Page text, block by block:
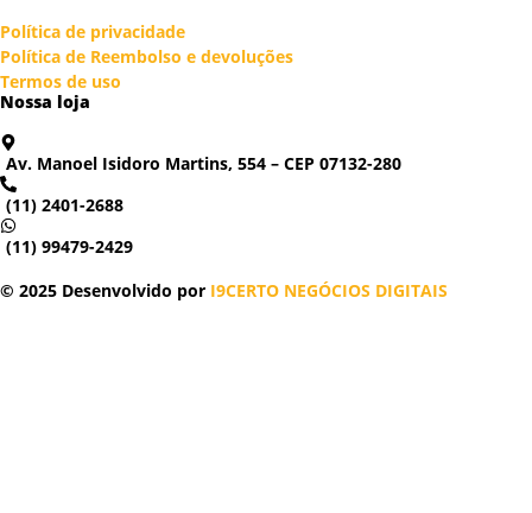
Política de privacidade
Política de Reembolso e devoluções
Termos de uso
Nossa loja
Av. Manoel Isidoro Martins, 554 – CEP 07132-280
(11) 2401-2688
(11) 99479-2429
© 2025 Desenvolvido por I9CERTO NEGÓCIOS DIGITAIS